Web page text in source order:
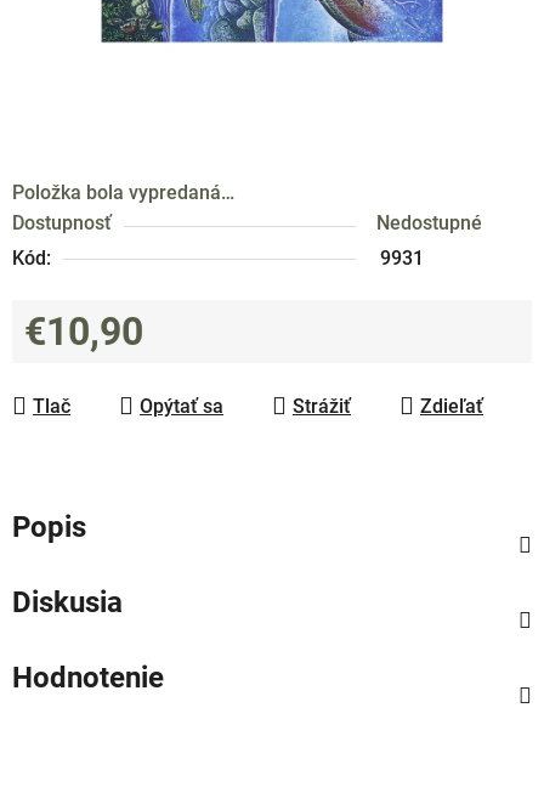
Položka bola vypredaná…
Dostupnosť
Nedostupné
Kód:
9931
€10,90
Tlač
Opýtať sa Strážiť Zdieľať
Popis
Diskusia
Hodnotenie